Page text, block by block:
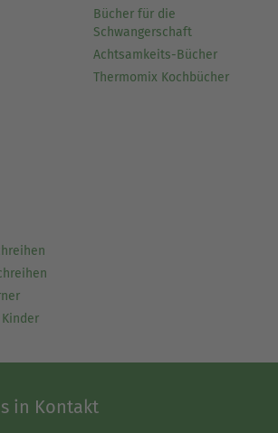
Bücher für die
Schwangerschaft
Achtsamkeits-Bücher
Thermomix Kochbücher
in Kontakt